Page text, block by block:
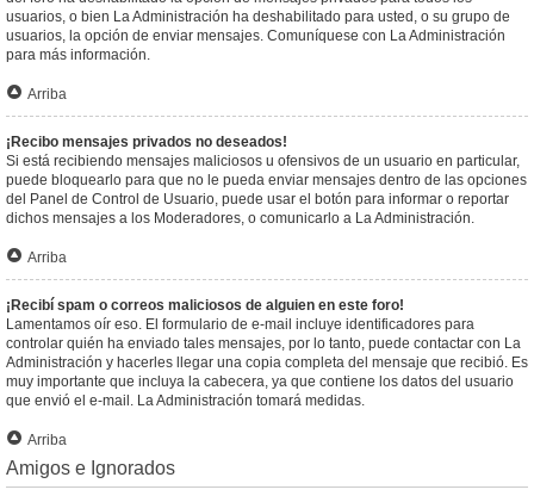
usuarios, o bien La Administración ha deshabilitado para usted, o su grupo de
usuarios, la opción de enviar mensajes. Comuníquese con La Administración
para más información.
Arriba
¡Recibo mensajes privados no deseados!
Si está recibiendo mensajes maliciosos u ofensivos de un usuario en particular,
puede bloquearlo para que no le pueda enviar mensajes dentro de las opciones
del Panel de Control de Usuario, puede usar el botón para informar o reportar
dichos mensajes a los Moderadores, o comunicarlo a La Administración.
Arriba
¡Recibí spam o correos maliciosos de alguien en este foro!
Lamentamos oír eso. El formulario de e-mail incluye identificadores para
controlar quién ha enviado tales mensajes, por lo tanto, puede contactar con La
Administración y hacerles llegar una copia completa del mensaje que recibió. Es
muy importante que incluya la cabecera, ya que contiene los datos del usuario
que envió el e-mail. La Administración tomará medidas.
Arriba
Amigos e Ignorados